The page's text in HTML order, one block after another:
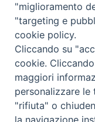
Abbonamento
Abbonamento
Redazione: Pavia,
"miglioramento
"targeting e
cookie policy.
Cliccando su
cookie.
maggiori
personalizzare le
"rifiuta" o